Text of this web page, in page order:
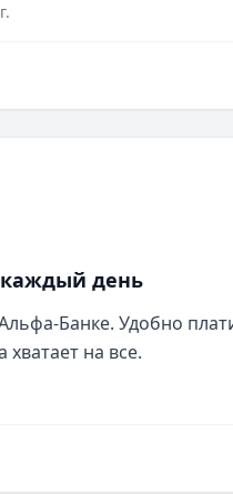
каждый день
Банке. Удобно
на все.